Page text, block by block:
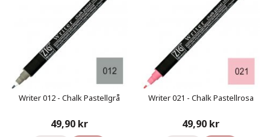
Writer 012 - Chalk Pastellgrå
49,90 kr
Writer 021 - Chalk Pastellrosa
49,90 kr